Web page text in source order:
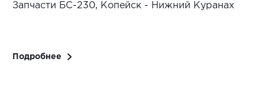
Запчасти БС-230, Копейск - Нижний Куранах
Подробнее